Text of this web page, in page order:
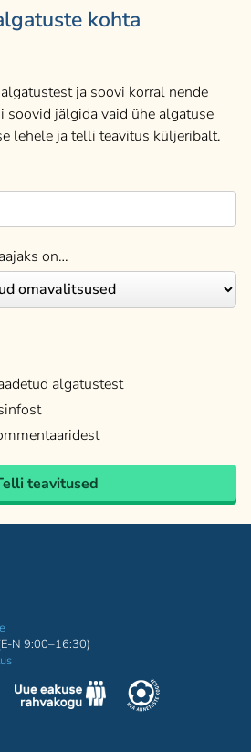
kohta
ja soovi korral nende
soovid jälgida vaid ühe algatuse
lehele ja telli teavitus küljeribalt.
on…
algatustest
teavitused
N 9:00–16:30)